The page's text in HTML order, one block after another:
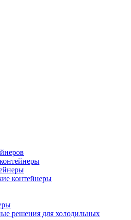
контейнеры
решения для холодильных